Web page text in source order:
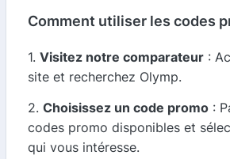
Comment utiliser les codes
1. Visitez notre comparateur :
site et recherchez Olymp.
2. Choisissez un code promo :
codes promo disponibles et
qui vous intéresse.